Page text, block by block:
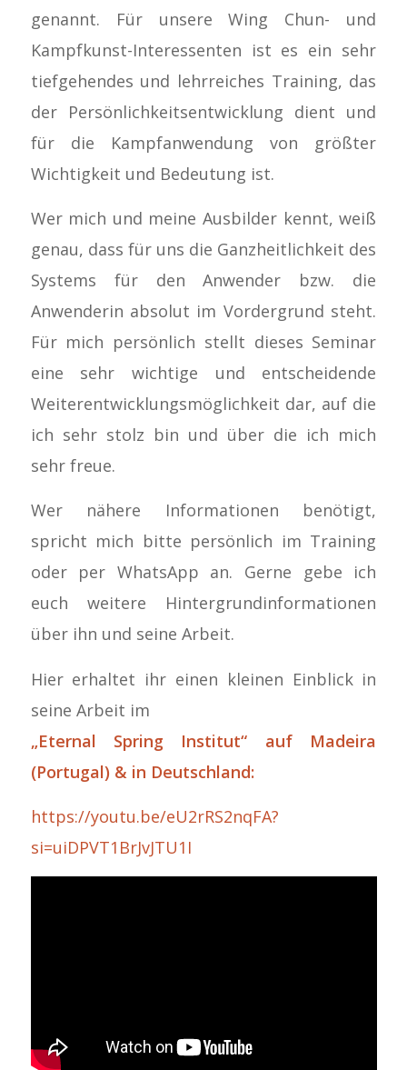
genannt. Für unsere Wing Chun- und
Kampfkunst-Interessenten ist es ein sehr
tiefgehendes und lehrreiches Training, das
der Persönlichkeitsentwicklung dient und
für die Kampfanwendung von größter
Wichtigkeit und Bedeutung ist.
Wer mich und meine Ausbilder kennt, weiß
genau, dass für uns die Ganzheitlichkeit des
Systems für den Anwender bzw. die
Anwenderin absolut im Vordergrund steht.
Für mich persönlich stellt dieses Seminar
eine sehr wichtige und entscheidende
Weiterentwicklungsmöglichkeit dar, auf die
ich sehr stolz bin und über die ich mich
sehr freue.
Wer nähere Informationen benötigt,
spricht mich bitte persönlich im Training
oder per WhatsApp an. Gerne gebe ich
euch weitere Hintergrundinformationen
über ihn und seine Arbeit.
Hier erhaltet ihr einen kleinen Einblick in
seine Arbeit im
„Eternal Spring Institut“ auf Madeira
(Portugal) & in Deutschland:
https://youtu.be/eU2rRS2nqFA?
si=uiDPVT1BrJvJTU1I